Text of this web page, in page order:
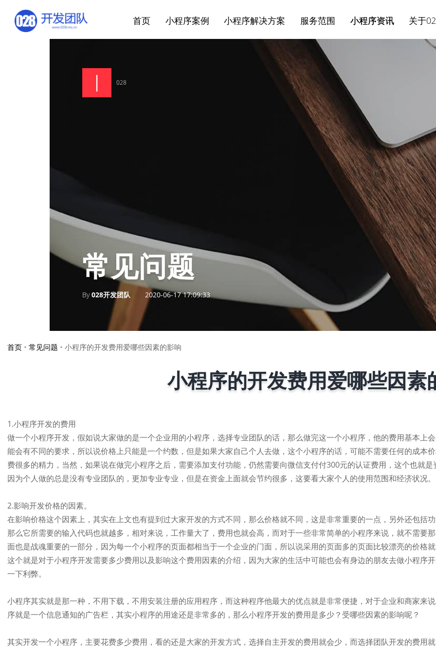
首页 小程序案例 小程序解决方案 服务范围 小程序资讯 关于
028
常见问题
By028开发团队 2020-06-17 17:09:33
首页 • 常见问题 • 小程序的开发费用爱哪些因素的影响
小程序的开发费用爱哪些因素
1.小程序开发的费用
做一个小程序开发，假如说大家做的是一个企业用的小程序，选择专业团队的话，那么做完这一个小程序，他的费用基本上
能会有不同的要求，所以说价格上只能是一个约数，但是如果大家自己个人去做，这个小程序的话，可能不需要任何的成本
费很多的精力，当然，如果说在做完小程序之后，需要添加支付功能，仍然需要向微信支付付300元的认证费用，这个也就
因为个人做的总是没有专业团队的，更加专业专业，但是在资金上面就会节约很多，这要看大家个人的使用范围和经济状况。
2.影响开发价格的因素。
在影响价格这个因素上，其实在上文也有提到过大家开发的方式不同，那么价格就不同，这是非常重要的一点，另外还包括
那么它所需要的输入代码也就越多，相对来说，工作量大了，费用也就会高，而对于一些非常简单的小程序来说，就不需要
面也是战魂重要的一部分，因为每一个小程序的页面都相当于一个企业的门面，所以说采用的页面多的页面比较漂亮的价格
这个就是对于小程序开发需要多少费用以及影响这个费用因素的介绍，因为大家的生活中可能也会有身边的朋友去做小程序
一下利弊。
小程序其实就是那一种，不用下载，不用安装注册的应用程序，而这种程序他最大的优点就是非常便捷，对于企业和商家来
序就是一个信息通知的广告栏，其实小程序的用途还是非常多的，那么小程序开发的费用是多少？受哪些因素的影响呢？
其实开发一个小程序，主要花费多少费用，看的还是大家的开发方式，选择自主开发的费用就会少，而选择团队开发的费用